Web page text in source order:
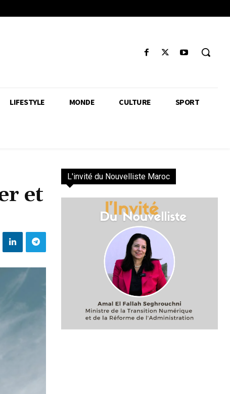
LIFESTYLE MONDE CULTURE SPORT
et
L'invité du Nouvelliste Maroc